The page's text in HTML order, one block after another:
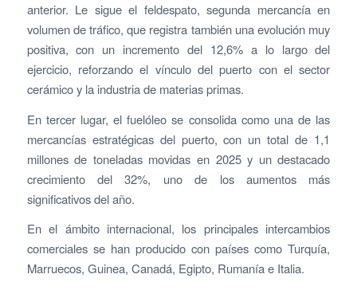
anterior. Le sigue el feldespato, segunda mercancía en
volumen de tráfico, que registra también una evolución muy
positiva, con un incremento del 12,6% a lo largo del
ejercicio, reforzando el vínculo del puerto con el sector
cerámico y la industria de materias primas.
En tercer lugar, el fuelóleo se consolida como una de las
mercancías estratégicas del puerto, con un total de 1,1
millones de toneladas movidas en 2025 y un destacado
crecimiento del 32%, uno de los aumentos más
significativos del año.
En el ámbito internacional, los principales intercambios
comerciales se han producido con países como Turquía,
Marruecos, Guinea, Canadá, Egipto, Rumanía e Italia.